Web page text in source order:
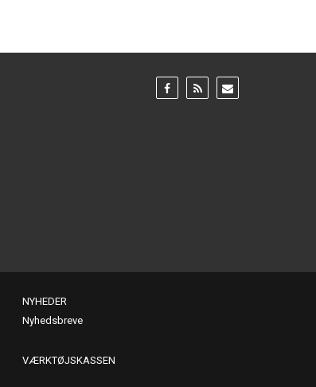
Gå
til:
Gå
til:
Gå
til:
NYHEDER
Nyhedsbreve
VÆRKTØJSKASSEN